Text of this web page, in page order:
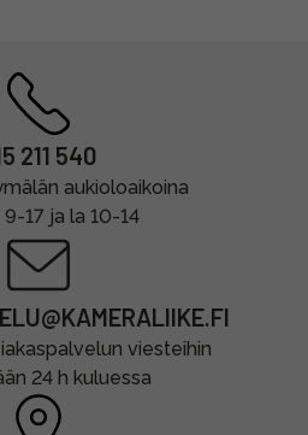
211 540
aukioloaikoina
17 ja la 10-14
viesteihin
24 h kuluessa